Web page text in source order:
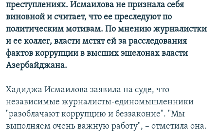
преступлениях. Исмаилова не признала себя
виновной и считает, что ее преследуют по
политическим мотивам. По мнению журналистки
и ее коллег, власти мстят ей за расследования
фактов коррупции в высших эшелонах власти
Азербайджана.
Хадиджа Исмаилова заявила на суде, что
независимые журналисты-единомышленники
"разоблачают коррупцию и беззаконие". "Мы
выполняем очень важную работу", – отметила она.